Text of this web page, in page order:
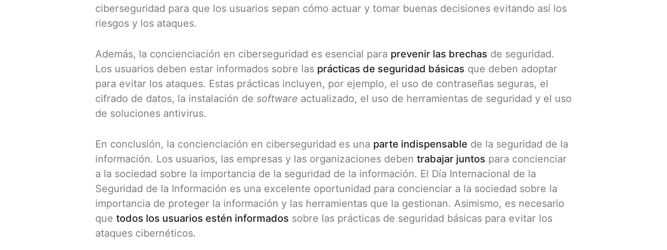
ciberseguridad para que los usuarios sepan cómo actuar y tomar buenas decisiones evitando así los
riesgos y los ataques.
Además, la concienciación en ciberseguridad es esencial para prevenir las brechas de seguridad.
Los usuarios deben estar informados sobre las prácticas de seguridad básicas que deben adoptar
para evitar los ataques. Estas prácticas incluyen, por ejemplo, el uso de contraseñas seguras, el
cifrado de datos, la instalación de software actualizado, el uso de herramientas de seguridad y el uso
de soluciones antivirus.
En conclusión, la concienciación en ciberseguridad es una parte indispensable de la seguridad de la
información. Los usuarios, las empresas y las organizaciones deben trabajar juntos para concienciar
a la sociedad sobre la importancia de la seguridad de la información. El Día Internacional de la
Seguridad de la Información es una excelente oportunidad para concienciar a la sociedad sobre la
importancia de proteger la información y las herramientas que la gestionan. Asimismo, es necesario
que todos los usuarios estén informados sobre las prácticas de seguridad básicas para evitar los
ataques cibernéticos.